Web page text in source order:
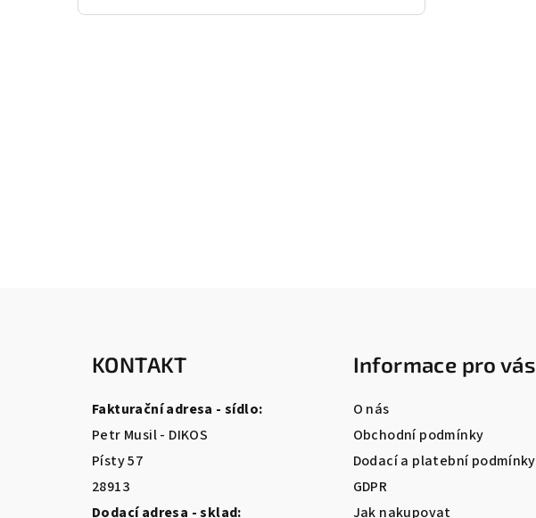
KONTAKT
Fakturační adresa - sídlo:
Petr Musil - DIKOS
Písty 57
28913
Dodací adresa - sklad:
Informace pro vás
O nás
Obchodní podmínky
Dodací a platební podmínky
GDPR
Jak nakupovat